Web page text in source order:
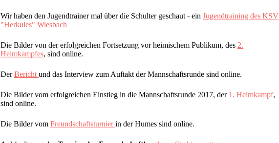
Wir haben den Jugendtrainer mal über die Schulter geschaut - ein Jugendtraining des KSV
"Herkules" Wiesbach
Die Bilder von der erfolgreichen Fortsetzung vor heimischem Publikum, des 2.
Heimkampfes, sind online.
DerBericht und das Interview zum Auftakt der Mannschaftsrunde sind online.
Die Bilder vom erfolgreichen Einstieg in die Mannschaftsrunde 2017, der 1. Heimkampf,
sind online.
Die Bilder vom Freundschaftsturnierin der Humes sind online.